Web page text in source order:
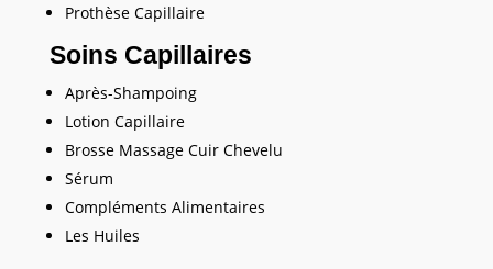
Prothèse Capillaire
Soins Capillaires
Après-Shampoing
Lotion Capillaire
Brosse Massage Cuir Chevelu
Sérum
Compléments Alimentaires
Les Huiles